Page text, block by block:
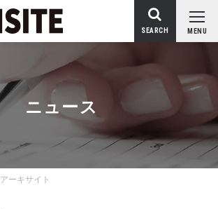
MENU
SEARCH
ニュース
アーキサイト